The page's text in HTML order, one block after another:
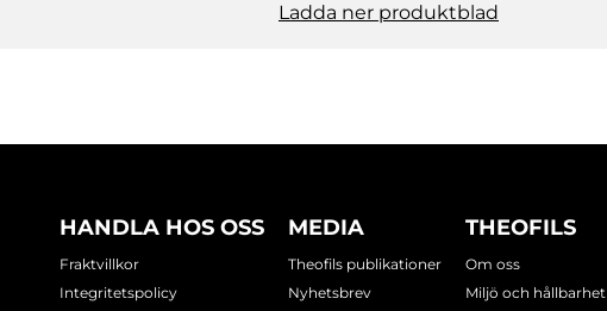
Ladda ner produktblad
HANDLA HOS OSS
Fraktvillkor
Integritetspolicy
MEDIA
Theofils publikationer
Nyhetsbrev
THEOFILS
Om oss
Miljö och hållbarhet